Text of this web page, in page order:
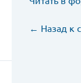
← Назад к